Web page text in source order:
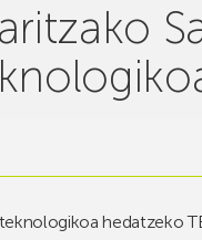
hedatzeko